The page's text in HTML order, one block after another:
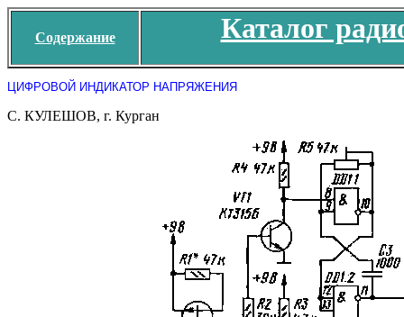
Содержание Каталог
ЦИФРОВОЙ ИНДИКАТОР НАПРЯЖЕНИЯ
С. КУЛЕШОВ, г. Курган